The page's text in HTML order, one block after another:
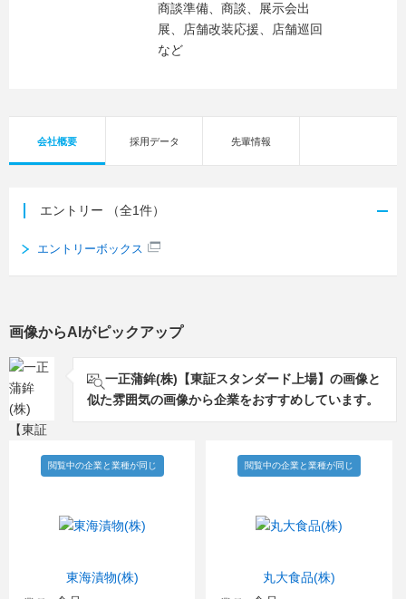
商談準備、商談、展示会出
展、店舗改装応援、店舗巡回
など
会社概要 採用データ 先輩情報
エントリー （全1件）
エントリーボックス
画像からAIがピックアップ
一正蒲鉾(株)【東証スタンダード上場】の画像と
似た雰囲気の画像から企業をおすすめしています。
東海漬物(株)
閲覧中の企業と業種が同じ
丸大食品(株)
閲覧中の企業と業種が同じ